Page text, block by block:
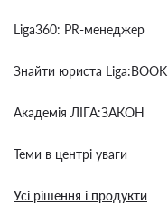
Liga360: PR-менеджер
Знайти юриста Liga:BOOK
Академія ЛІГА:ЗАКОН
Теми в центрі уваги
Усі рішення і продукти